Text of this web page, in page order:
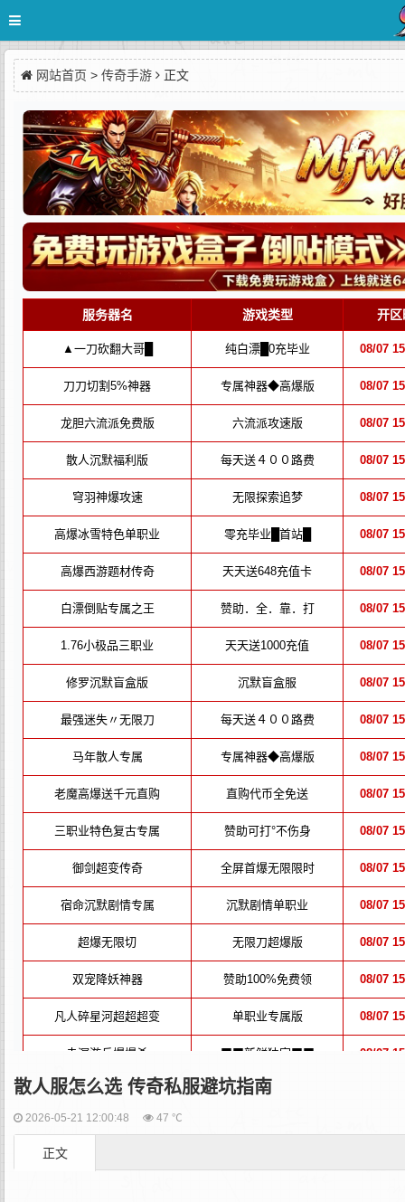
网站首页 > 传奇手游 正文
散人服怎么选 传奇私服避坑指南
2026-05-21 12:00:48 47 ℃
正文